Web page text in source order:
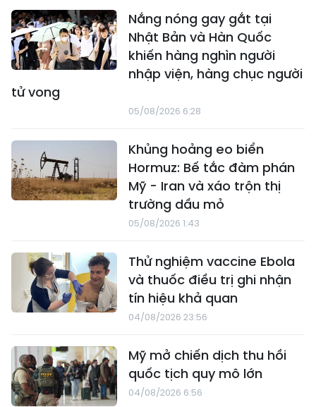
Nắng nóng gay gắt tại
Nhật Bản và Hàn Quốc
khiến hàng nghìn người
nhập viện, hàng chục người
tử vong
05/08/2026 6:28
Khủng hoảng eo biển
Hormuz: Bế tắc đàm phán
Mỹ - Iran và xáo trộn thị
trường dầu mỏ
05/08/2026 1:43
Thử nghiệm vaccine Ebola
và thuốc điều trị ghi nhận
tín hiệu khả quan
04/08/2026 23:56
Mỹ mở chiến dịch thu hồi
quốc tịch quy mô lớn
04/08/2026 6:56